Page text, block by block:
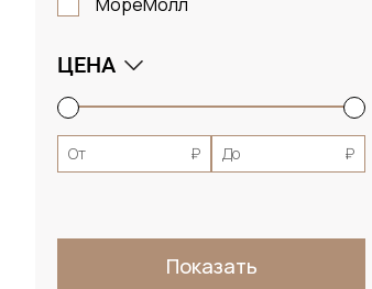
ЦЕНА
От ₽ До ₽
Показать